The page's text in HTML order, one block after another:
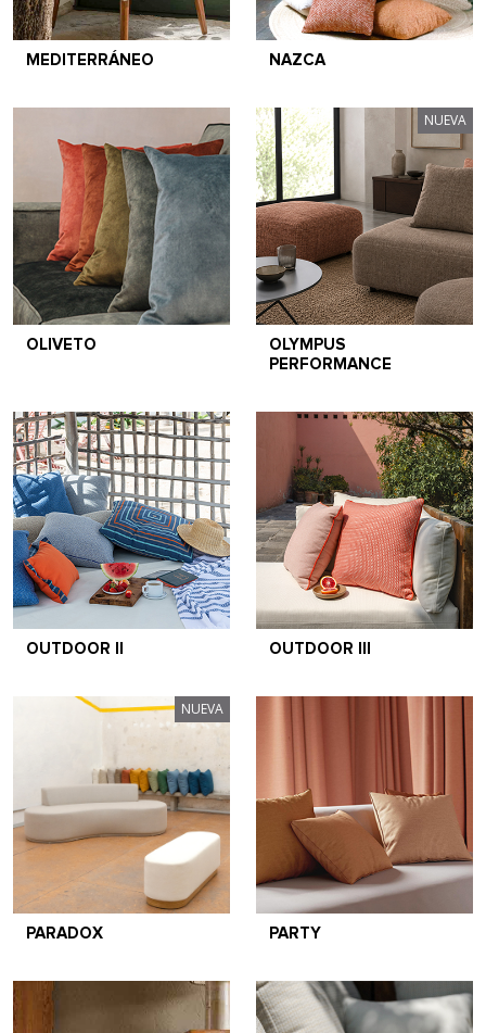
MEDITERRÁNEO NAZCA
OLIVETO
NUEVA
OLYMPUS
PERFORMANCE
OUTDOOR II OUTDOOR III
NUEVA
PARADOX PARTY